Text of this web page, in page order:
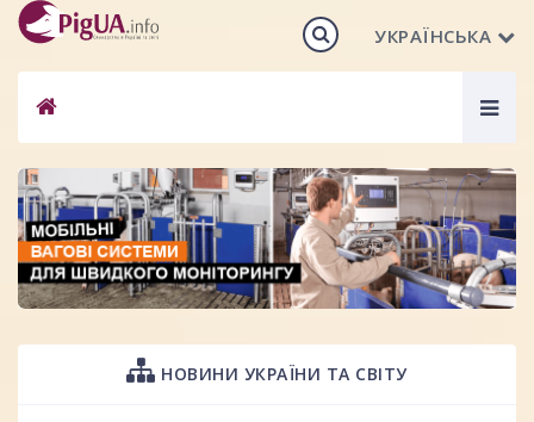
УКРАЇНСЬКА
НОВИНИ УКРАЇНИ ТА СВІТУ